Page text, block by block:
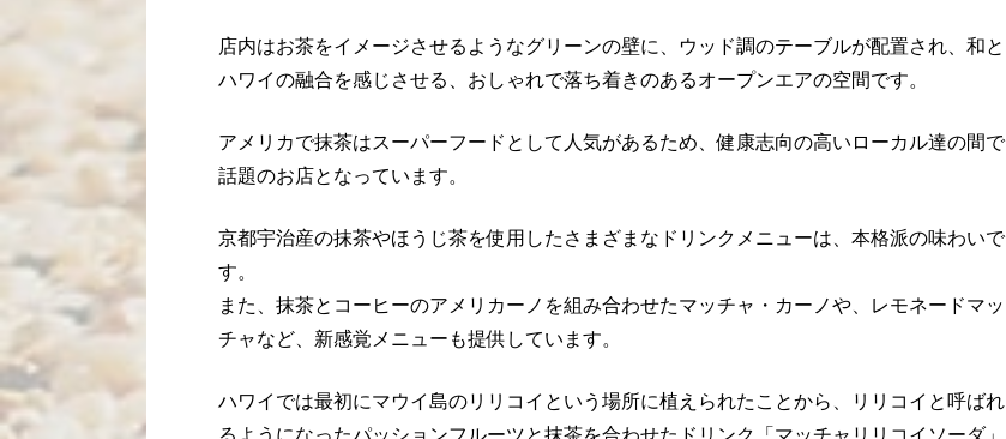
店内はお茶をイメージさせるようなグリーンの壁に、ウッド調のテーブルが配置され、和と
ハワイの融合を感じさせる、おしゃれで落ち着きのあるオープンエアの空間です。
アメリカで抹茶はスーパーフードとして人気があるため、健康志向の高いローカル達の間で
話題のお店となっています。
京都宇治産の抹茶やほうじ茶を使用したさまざまなドリンクメニューは、本格派の味わいで
す。
また、抹茶とコーヒーのアメリカーノを組み合わせたマッチャ・カーノや、レモネードマッ
チャなど、新感覚メニューも提供しています。
ハワイでは最初にマウイ島のリリコイという場所に植えられたことから、リリコイと呼ばれ